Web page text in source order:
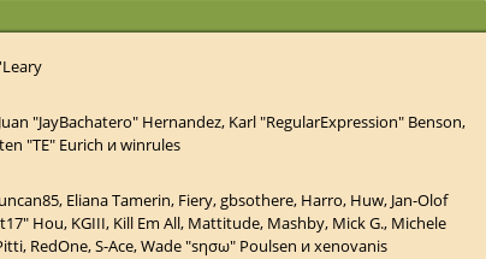
"JayBachatero" Hernandez, Karl "RegularExpression" Benson,
"TE" Eurich и winrules
Eliana Tamerin, Fiery, gbsothere, Harro, Huw, Jan-Olof
Hou, KGIII, Kill Em All, Mattitude, Mashby, Mick G., Michele
RedOne, S-Ace, Wade "sησω" Poulsen и xenovanis